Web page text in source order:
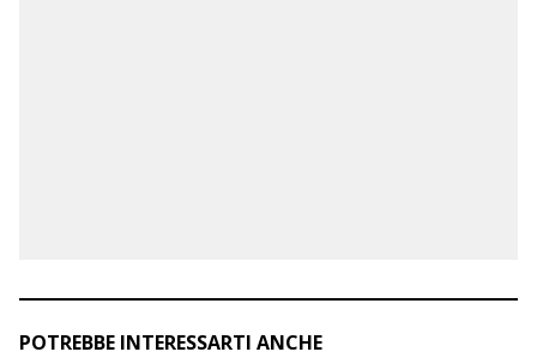
POTREBBE INTERESSARTI ANCHE